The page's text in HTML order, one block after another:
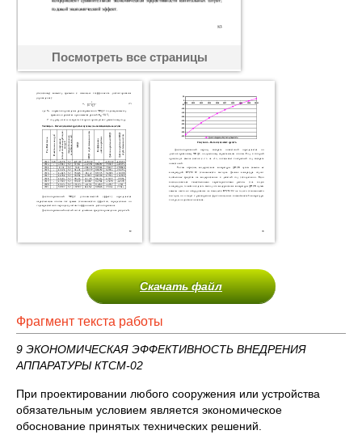
Посмотреть все страницы
Скачать файл
Фрагмент текста работы
9 ЭКОНОМИЧЕСКАЯ ЭФФЕКТИВНОСТЬ ВНЕДРЕНИЯ
АППАРАТУРЫ КТСМ-02
При проектировании любого сооружения или устройства
обязательным условием является экономическое
обоснование принятых технических решений.